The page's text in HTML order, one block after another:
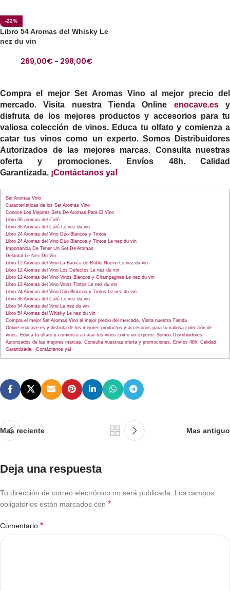
-22%
Libro 54 Aromas del Whisky Le
nez du vin
269,00€ - 298,00€
Compra el mejorSet Aromas Vino al mejor precio del
mercado. Visita nuestra Tienda Online
enocave.esy
disfruta de los mejores productos y accesorios para tu
valiosa colección de vinos. Educa tu olfato y comienza a
catar tus vinos como un experto. Somos Distribuidores
Autorizados de las mejores marcas. Consulta nuestras
oferta y promociones. Envíos 48h. Calidad
Garantizada. ¡Contáctanos ya!
Set Aromas Vino
Características de los Set Aromas Vino
Conoce Los Mejores Sets De Aromas Para El Vino
Libro 36 aromas del Café
Libro 36 Aromas del Café Le nez du vin
Libro 24 Aromas del Vino Dúo Blancos y Tintos
Libro 24 Aromas del Vino Dúo Blancos y Tintos Le nez du vin
Importancia De Tener Un Set De Aromas
Delantal Le Nez Du Vin
Libro 12 Aromas del Vino La Barrica de Roble Nuevo Le nez du vin
Libro 12 Aromas del Vino Los Defectos Le nez du vin
Libro 12 Aromas del Vino Vinos Blancos y Champagnes Le nez du vin
Libro 12 Aromas del Vino Vinos Tintos Le nez du vin
Libro 24 Aromas del Vino Dúo Blancos y Tintos Le nez du vin
Libro 36 Aromas del Café Le nez du vin
Libro 54 Aromas del Vino Le nez du vin
Libro 54 Aromas del Whisky Le nez du vin
Compra el mejor Set Aromas Vino al mejor precio del mercado. Visita nuestra Tienda
Online enocave.es y disfruta de los mejores productos y accesorios para tu valiosa colección de
vinos. Educa tu olfato y comienza a catar tus vinos como un experto. Somos Distribuidores
Autorizados de las mejores marcas. Consulta nuestras oferta y promociones. Envíos 48h. Calidad
Garantizada. ¡Contáctanos ya!
Mas reciente Mas antiguo
Deja una respuesta
Tu dirección de correo electrónico no será publicada.
Los campos
obligatorios están marcados con *
Comentario *